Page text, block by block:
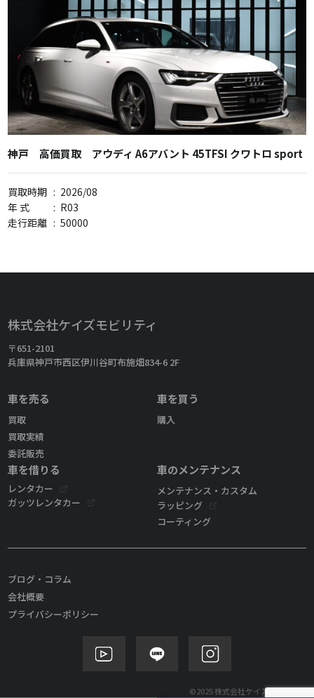
神戸 高価買取 アウディ A6アバント 45TFSI クワトロ sport
買取時期 : 2026/08
年 式
: R03
走行距離 : 50000
株式会社ケイズモビリティ
〒651-2101
兵庫県神戸市西区伊川谷町布施畑834-6 2F
車を売る
買取
買取実績
委託販売
車を買う
購入
車を借りる
レンタカー
ガッツレンタカー
車のメンテナンス
メンテナンス・カスタム
ラッピング
コーティング
ブログ・コラム
会社概要
プライバシーポリシー
©2025 株式会社ケイズモビリティ